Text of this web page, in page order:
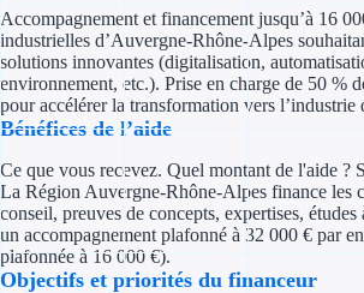
Accompagnement et financement jusqu’à 16
industrielles d’Auvergne-Rhône-Alpes
solutions innovantes (digitalisation,
environnement, etc.). Prise en charge de 50 %
pour accélérer la transformation vers l’industrie
Bénéfices de l’aide
Ce que vous recevez. Quel montant de l'aide ?
La Région Auvergne-Rhône-Alpes finance les
conseil, preuves de concepts, expertises,
un accompagnement plafonné à 32 000 € par
plafonnée à 16 000 €).
Objectifs et priorités du financeur